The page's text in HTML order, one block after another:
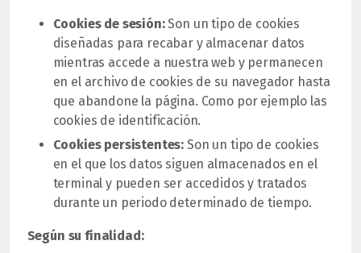
Cookies de sesión:Son un tipo de cookies
diseñadas para recabar y almacenar datos
mientras accede a nuestra web y permanecen
en el archivo de cookies de su navegador hasta
que abandone la página. Como por ejemplo las
cookies de identificación.
Cookies persistentes: Son un tipo de cookies
en el que los datos siguen almacenados en el
terminal y pueden ser accedidos y tratados
durante un periodo determinado de tiempo.
Según su finalidad: